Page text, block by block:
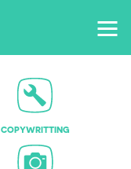
COPYWRITTING